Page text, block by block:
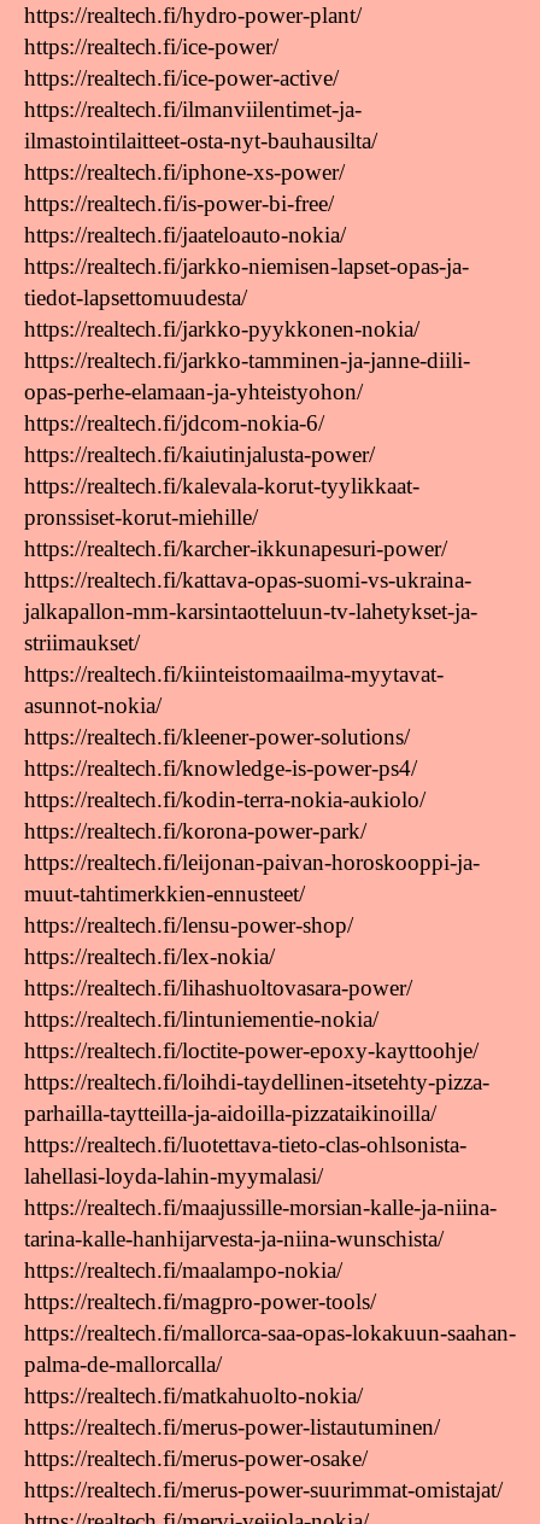
https://realtech.fi/hydro-power-plant/
https://realtech.fi/ice-power/
https://realtech.fi/ice-power-active/
https://realtech.fi/ilmanviilentimet-ja-
ilmastointilaitteet-osta-nyt-bauhausilta/
https://realtech.fi/iphone-xs-power/
https://realtech.fi/is-power-bi-free/
https://realtech.fi/jaateloauto-nokia/
https://realtech.fi/jarkko-niemisen-lapset-opas-ja-
tiedot-lapsettomuudesta/
https://realtech.fi/jarkko-pyykkonen-nokia/
https://realtech.fi/jarkko-tamminen-ja-janne-diili-
opas-perhe-elamaan-ja-yhteistyohon/
https://realtech.fi/jdcom-nokia-6/
https://realtech.fi/kaiutinjalusta-power/
https://realtech.fi/kalevala-korut-tyylikkaat-
pronssiset-korut-miehille/
https://realtech.fi/karcher-ikkunapesuri-power/
https://realtech.fi/kattava-opas-suomi-vs-ukraina-
jalkapallon-mm-karsintaotteluun-tv-lahetykset-ja-
striimaukset/
https://realtech.fi/kiinteistomaailma-myytavat-
asunnot-nokia/
https://realtech.fi/kleener-power-solutions/
https://realtech.fi/knowledge-is-power-ps4/
https://realtech.fi/kodin-terra-nokia-aukiolo/
https://realtech.fi/korona-power-park/
https://realtech.fi/leijonan-paivan-horoskooppi-ja-
muut-tahtimerkkien-ennusteet/
https://realtech.fi/lensu-power-shop/
https://realtech.fi/lex-nokia/
https://realtech.fi/lihashuoltovasara-power/
https://realtech.fi/lintuniementie-nokia/
https://realtech.fi/loctite-power-epoxy-kayttoohje/
https://realtech.fi/loihdi-taydellinen-itsetehty-pizza-
parhailla-taytteilla-ja-aidoilla-pizzataikinoilla/
https://realtech.fi/luotettava-tieto-clas-ohlsonista-
lahellasi-loyda-lahin-myymalasi/
https://realtech.fi/maajussille-morsian-kalle-ja-niina-
tarina-kalle-hanhijarvesta-ja-niina-wunschista/
https://realtech.fi/maalampo-nokia/
https://realtech.fi/magpro-power-tools/
https://realtech.fi/mallorca-saa-opas-lokakuun-saahan-
palma-de-mallorcalla/
https://realtech.fi/matkahuolto-nokia/
https://realtech.fi/merus-power-listautuminen/
https://realtech.fi/merus-power-osake/
https://realtech.fi/merus-power-suurimmat-omistajat/